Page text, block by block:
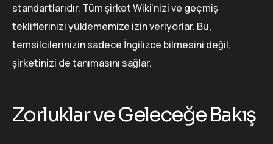
standartlarıdır. Tüm şirket Wiki'nizi ve geçmiş
tekliflerinizi yüklememize izin veriyorlar. Bu,
temsilcilerinizin sadece İngilizce bilmesini değil,
şirketinizi de tanımasını sağlar.
Zorluklar ve Geleceğe Bakış